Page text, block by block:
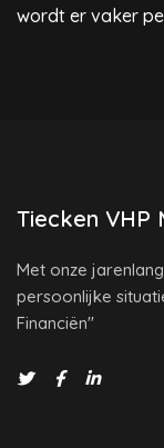
wordt er vaker
Tiecken VHP
Met onze
persoonlijke
Financiën"